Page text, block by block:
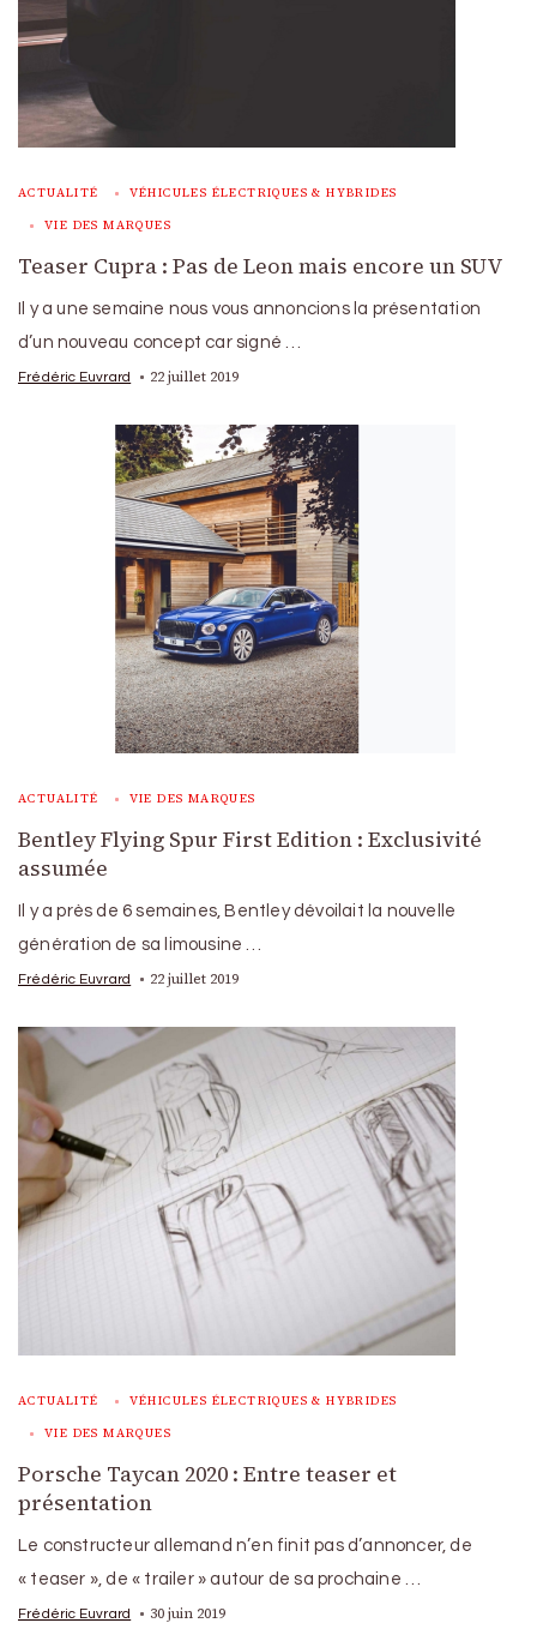
ACTUALITÉ VÉHICULES ÉLECTRIQUES & HYBRIDES
VIE DES MARQUES
Teaser Cupra : Pas de Leon mais encore un SUV
Il y a une semaine nous vous annoncions la présentation
d’un nouveau concept car signé …
Frédéric Euvrard 22 juillet 2019
ACTUALITÉ VIE DES MARQUES
Bentley Flying Spur First Edition : Exclusivité
assumée
Il y a près de 6 semaines, Bentley dévoilait la nouvelle
génération de sa limousine …
Frédéric Euvrard 22 juillet 2019
ACTUALITÉ VÉHICULES ÉLECTRIQUES & HYBRIDES
VIE DES MARQUES
Porsche Taycan 2020 : Entre teaser et
présentation
Le constructeur allemand n’en finit pas d’annoncer, de
« teaser », de « trailer » autour de sa prochaine …
Frédéric Euvrard 30 juin 2019